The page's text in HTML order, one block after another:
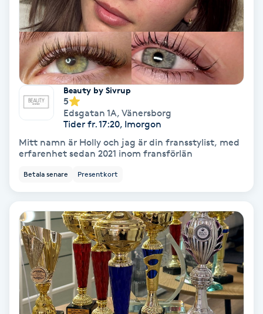
Kärlbehandling
Laserbehandling
Lashlift Keratin
LED-ljusterapi
Liktornar
LPG-behandling
LPG-massage
Luggklippning
Beauty by Sivrup
5
Edsgatan 1A, Vänersborg
Tider fr. 17:20, Imorgon
Mitt namn är Holly och jag är din fransstylist, med
erfarenhet sedan 2021 inom fransförlän
Betala senare Presentkort